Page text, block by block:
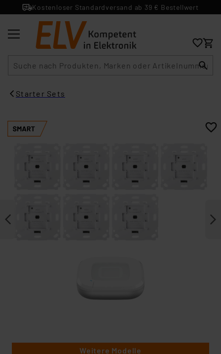
Kostenloser Standardversand ab 39 € Bestellwert
Starter Sets
Weitere Modelle